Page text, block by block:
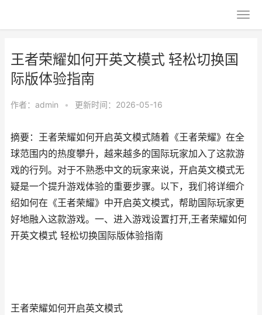
王者荣耀如何开英文模式 轻松切换国
际版体验指南
作者： admin • 更新时间：2026-05-16
摘要：王者荣耀如何开启英文模式随着《王者荣耀》在全
球范围内的热度攀升，越来越多的国际玩家加入了这款游
戏的行列。对于不熟悉中文的玩家来说，开启英文模式无
疑是一个提升游戏体验的重要步骤。以下，我们将详细介
绍如何在《王者荣耀》中开启英文模式，帮助国际玩家更
好地融入这款游戏。一、进入游戏设置打开,王者荣耀如何
开英文模式 轻松切换国际版体验指南
王者荣耀如何开启英文模式